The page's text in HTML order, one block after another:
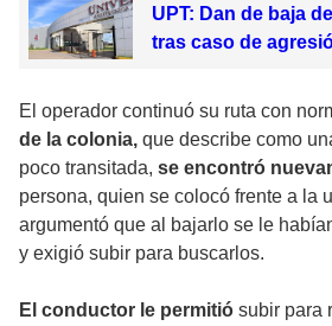
UPT: Dan de baja
tras caso de
El operador continuó su ruta con
de la colonia, que describe como
poco transitada, se encontró
persona, quien se colocó frente a la
argumentó que al bajarlo se le
y exigió subir para buscarlos.
El conductor le permitió subir para